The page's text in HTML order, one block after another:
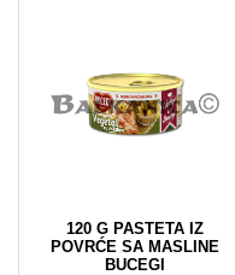
120 G PASTETA IZ
POVRĆE SA MASLINE
BUCEGI